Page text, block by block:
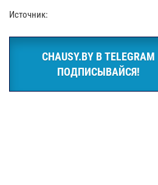
Источник:
CHAUSY.BY В TELEGRAM
ПОДПИСЫВАЙСЯ!